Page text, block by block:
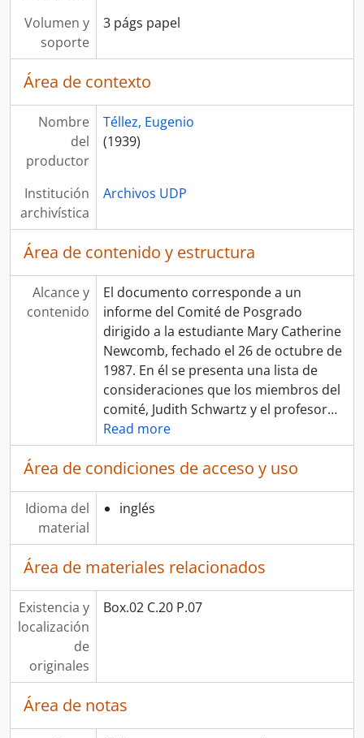
Volumen y
soporte
3 págs papel
Área de contexto
Nombre
del
productor
Téllez, Eugenio
(1939)
Institución
archivística
Archivos UDP
Área de contenido y estructura
Alcance y
contenido
El documento corresponde a un
informe del Comité de Posgrado
dirigido a la estudiante Mary Catherine
Newcomb, fechado el 26 de octubre de
1987. En él se presenta una lista de
consideraciones que los miembros del
comité, Judith Schwartz y el profesor…
Read more
Área de condiciones de acceso y uso
Idioma del
material
inglés
Área de materiales relacionados
Existencia y
localización
de
originales
Box.02 C.20 P.07
Área de notas